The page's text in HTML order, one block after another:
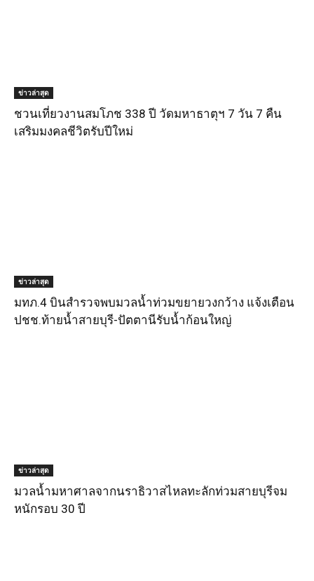
ข่าวล่าสุด
ชวนเที่ยวงานสมโภช 338 ปี วัดมหาธาตุฯ 7 วัน 7 คืน
เสริมมงคลชีวิตรับปีใหม่
ข่าวล่าสุด
มทภ.4 บินสำรวจพบมวลน้ำท่วมขยายวงกว้าง แจ้งเตือน
ปชช.ท้ายน้ำสายบุรี-ปัตตานีรับน้ำก้อนใหญ่
ข่าวล่าสุด
มวลน้ำมหาศาลจากนราธิวาสไหลทะลักท่วมสายบุรีจม
หนักรอบ 30 ปี